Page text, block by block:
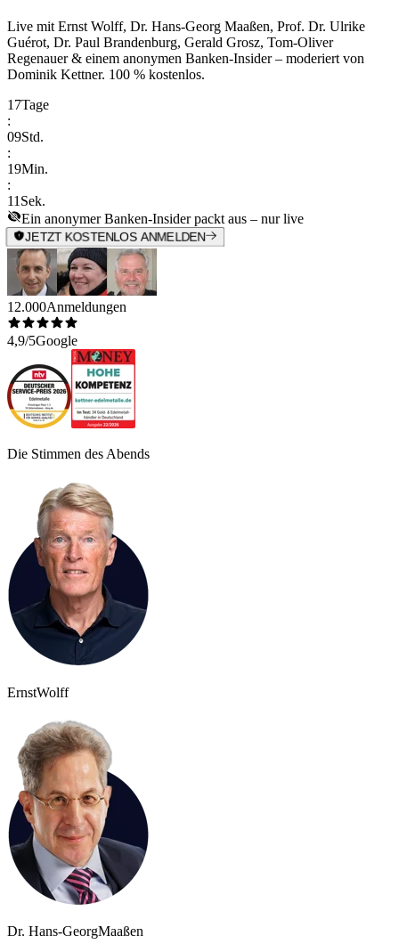
Live mit Ernst Wolff, Dr. Hans-Georg Maaßen, Prof. Dr. Ulrike
Guérot, Dr. Paul Brandenburg, Gerald Grosz, Tom-Oliver
Regenauer & einem anonymen Banken-Insider– moderiert von
Dominik Kettner. 100 % kostenlos.
17Tage
:
09Std.
:
19Min.
:
11 Sek.
Ein anonymer Banken-Insider packt aus – nur live
JETZT KOSTENLOS ANMELDEN
12.000Anmeldungen
4,9/5Google
Die Stimmen des Abends
ErnstWolff
Dr. Hans-GeorgMaaßen